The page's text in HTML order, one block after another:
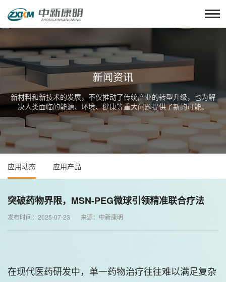
新闻资讯
新材料和新技术的发展，不仅推动了传统产业的转型升级，也为解
决人类面临的能源、环境、健康等重大问题提供了新的可能。
应用动态 应用产品
突破药物界限，MSN-PEG微球引领精准联合疗法
发布时间：2025-07-23 来源：中新康明
在现代医药研发中，单一药物治疗往往难以满足复杂